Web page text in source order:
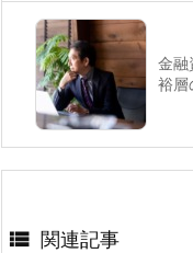
金融
裕層
 関連記事